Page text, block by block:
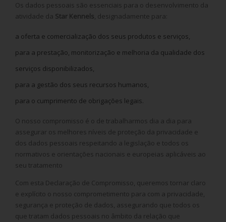
Os dados pessoais são essenciais para o desenvolvimento da
atividade da Star Kennels, designadamente para:
a oferta e comercialização dos seus produtos e serviços,
para a prestação, monitorização e melhoria da qualidade dos
serviços disponibilizados,
para a gestão dos seus recursos humanos,
para o cumprimento de obrigações legais.
O nosso compromisso é o de trabalharmos dia a dia para
assegurar os melhores níveis de proteção da privacidade e
dos dados pessoais respeitando a legislação e todos os
normativos e orientações nacionais e europeias aplicáveis ao
seu tratamento
Com esta Declaração de Compromisso, queremos tornar claro
e explícito o nosso comprometimento para com a privacidade,
segurança e proteção de dados, assegurando que todos os
que tratam dados pessoais no âmbito da relação que